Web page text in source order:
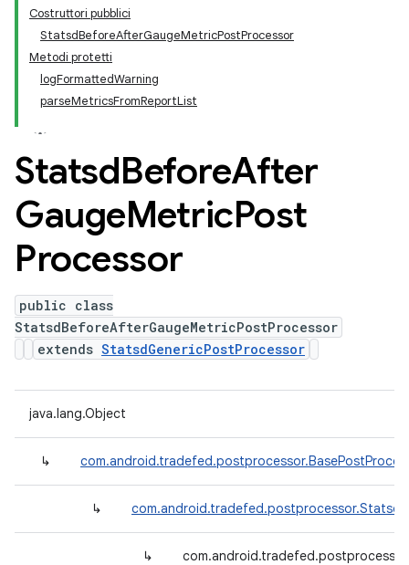
Costruttori pubblici
StatsdBeforeAfterGaugeMetricPostProcessor
Metodi protetti
logFormattedWarning
parseMetricsFromReportList
StatsdBeforeAfter
GaugeMetricPost
Processor
public class
StatsdBeforeAfterGaugeMetricPostProcessor
extends StatsdGenericPostProcessor
java.lang.Object
↳
↳
↳